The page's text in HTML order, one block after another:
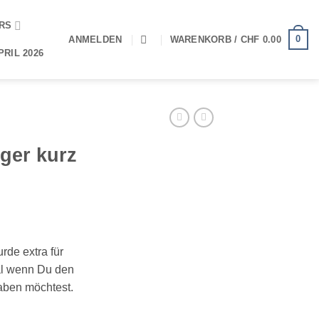
2026
ANMELDEN WARENKORB / CHF 0.00 0
kurz
extra für
wenn Du den
möchtest.